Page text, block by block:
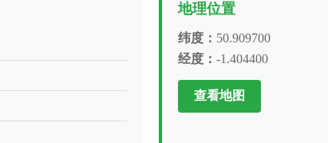
地理位置
纬度： 50.909700
经度： -1.404400
查看地图